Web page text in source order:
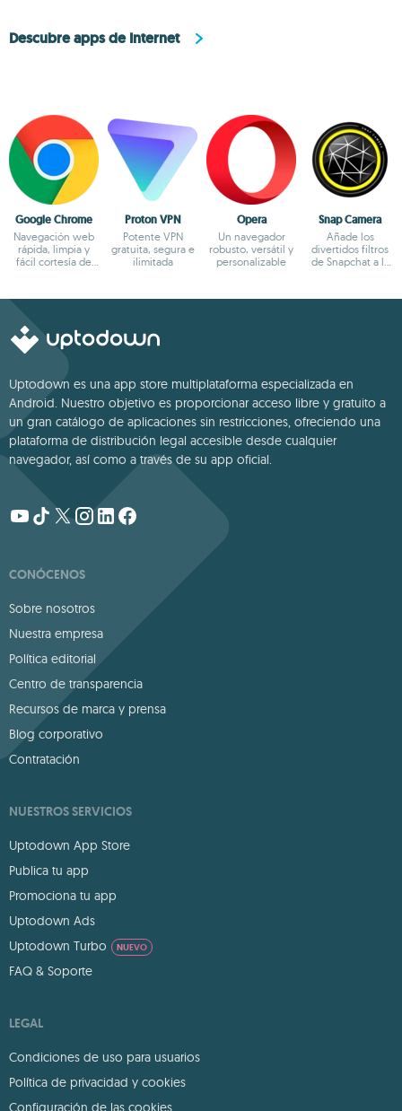
Descubre apps de Internet
Google Chrome
Navegación web
rápida, limpia y
fácil cortesía de
Proton VPN
Potente VPN
gratuita, segura e
ilimitada
Opera
Un navegador
robusto, versátil y
personalizable
Snap Camera
Añade los
divertidos filtros
de Snapchat a la
Uptodown es una app store multiplataforma especializada en
Android. Nuestro objetivo es proporcionar acceso libre y gratuito a
un gran catálogo de aplicaciones sin restricciones, ofreciendo una
plataforma de distribución legal accesible desde cualquier
navegador, así como a través de su app oficial.
CONÓCENOS
Sobre nosotros
Nuestra empresa
Política editorial
Centro de transparencia
Recursos de marca y prensa
Blog corporativo
Contratación
NUESTROS SERVICIOS
Uptodown App Store
Publica tu app
Promociona tu app
Uptodown Ads
Uptodown Turbo
NUEVO
FAQ & Soporte
LEGAL
Condiciones de uso para usuarios
Política de privacidad y cookies
Configuración de las cookies